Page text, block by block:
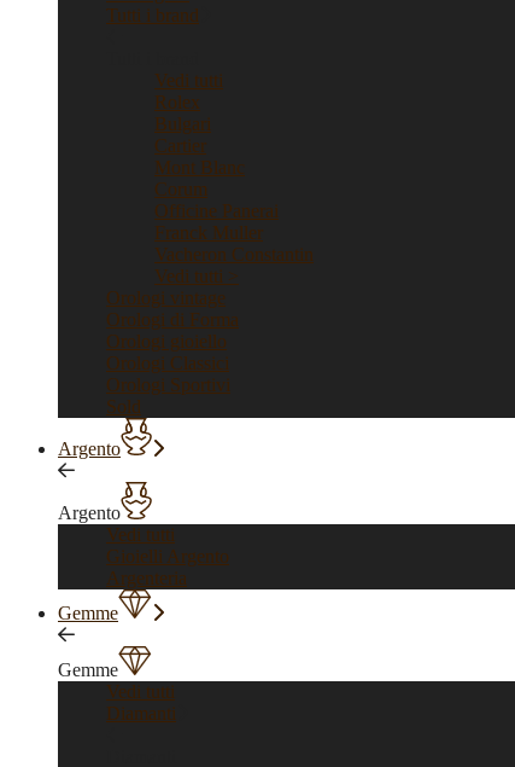
Tutti i brand
Vedi tutti
Rolex
Bulgari
Cartier
Mont Blanc
Corum
Officine Panerai
Franck Muller
Vacheron Constantin
Vedi tutti >
Orologi vintage
Orologi di Forma
Orologi gioiello
Orologi Classici
Orologi Sportivi
Sold
Argento
Argento
Vedi tutti
Gioielli Argento
Argenteria
Gemme
Gemme
Vedi tutti
Diamanti